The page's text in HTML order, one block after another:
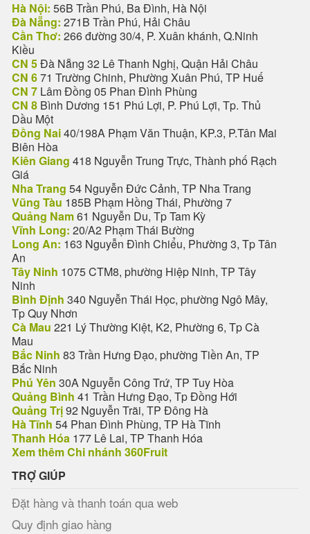
Hà Nội: 56B Trần Phú, Ba Đình, Hà Nội
Đà Nẵng: 271B Trần Phú, Hải Châu
Cần Thơ: 266 đường 30/4, P. Xuân khánh, Q.Ninh
Kiều
CN 5Đà Nẵng 32 Lê Thanh Nghị, Quận Hải Châu
CN 671 Trường Chinh, Phường Xuân Phú, TP Huế
CN 7 Lâm Đồng 05 Phan Đình Phùng
CN 8 Bình Dương 151 Phú Lợi, P. Phú Lợi, Tp. Thủ
Dầu Một
Đồng Nai40/198A Phạm Văn Thuận, KP.3, P.Tân Mai
Biên Hòa
Kiên Giang 418 Nguyễn Trung Trực, Thành phố Rạch
Giá
Nha Trang 54 Nguyễn Đức Cảnh, TP Nha Trang
Vũng Tàu 185B Phạm Hồng Thái, Phường 7
Quảng Nam61 Nguyễn Du, Tp Tam Kỳ
Vĩnh Long: 20/A2 Phạm Thái Bường
Long An: 163 Nguyễn Đình Chiểu, Phường 3, Tp Tân
An
Tây Ninh 1075 CTM8, phường Hiệp Ninh, TP Tây
Ninh
Bình Định 340 Nguyễn Thái Học, phường Ngô Mây,
Tp Quy Nhơn
Cà Mau 221 Lý Thường Kiệt, K2, Phường 6, Tp Cà
Mau
Bắc Ninh 83 Trần Hưng Đạo, phường Tiền An, TP
Bắc Ninh
Phú Yên 30A Nguyễn Công Trứ, TP Tuy Hòa
Quảng Bình 41 Trần Hưng Đạo, Tp Đồng Hới
Quảng Trị92 Nguyễn Trãi, TP Đông Hà
Hà Tĩnh 54 Phan Đình Phùng, TP Hà Tĩnh
Thanh Hóa 177 Lê Lai, TP Thanh Hóa
Xem thêm Chi nhánh 360Fruit
TRỢ GIÚP
Đặt hàng và thanh toán qua web
Quy định giao hàng